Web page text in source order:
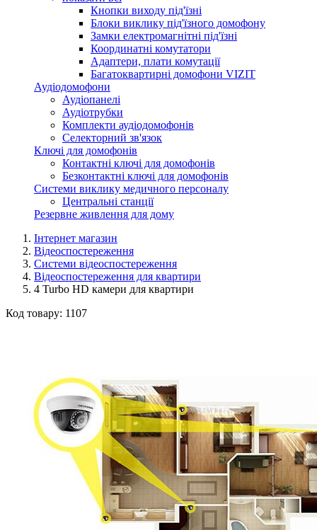
Кнопки виходу під'їзні
Блоки виклику під'їзного домофону
Замки електромагнітні під'їзні
Координатні комутатори
Адаптери, плати комутації
Багатоквартирні домофони VIZIT
Аудіодомофони
Аудіопанелі
Аудіотрубки
Комплекти аудіодомофонів
Селекторний зв'язок
Ключі для домофонів
Контактні ключі для домофонів
Безконтактні ключі для домофонів
Системи виклику медичного персоналу
Центральні станції
Резервне живлення для дому
Інтернет магазин
Відеоспостереження
Системи відеоспостереження
Відеоспостереження для квартири
4 Turbo HD камери для квартири
Код товару: 1107